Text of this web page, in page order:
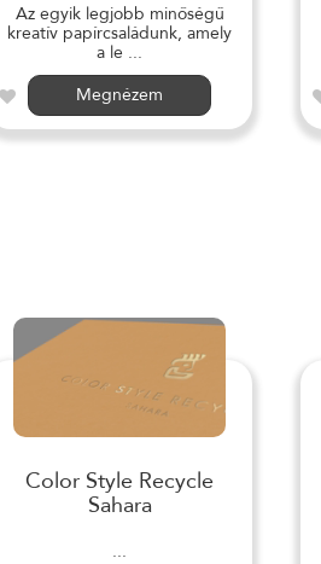
Az egyik legjobb minőségű
kreatív papírcsaládunk, amely
a le ...
Megnézem
Color Style Recycle
Sahara
...